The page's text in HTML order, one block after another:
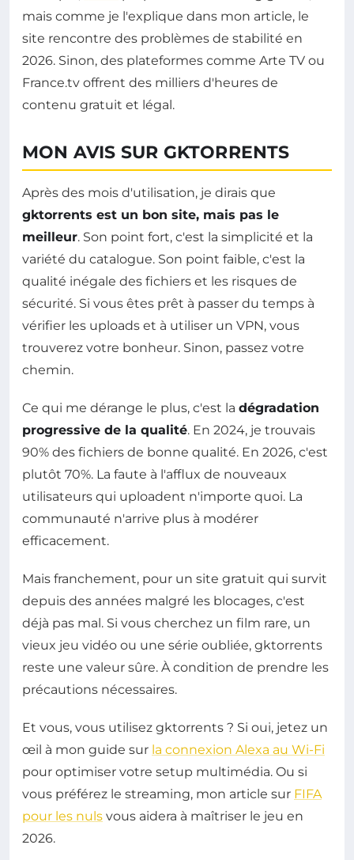
mais comme je l'explique dans mon article, le
site rencontre des problèmes de stabilité en
2026. Sinon, des plateformes comme Arte TV ou
France.tv offrent des milliers d'heures de
contenu gratuit et légal.
MON AVIS SUR GKTORRENTS
Après des mois d'utilisation, je dirais que
gktorrents est un bon site, mais pas le
meilleur. Son point fort, c'est la simplicité et la
variété du catalogue. Son point faible, c'est la
qualité inégale des fichiers et les risques de
sécurité. Si vous êtes prêt à passer du temps à
vérifier les uploads et à utiliser un VPN, vous
trouverez votre bonheur. Sinon, passez votre
chemin.
Ce qui me dérange le plus, c'est la dégradation
progressive de la qualité. En 2024, je trouvais
90% des fichiers de bonne qualité. En 2026, c'est
plutôt 70%. La faute à l'afflux de nouveaux
utilisateurs qui uploadent n'importe quoi. La
communauté n'arrive plus à modérer
efficacement.
Mais franchement, pour un site gratuit qui survit
depuis des années malgré les blocages, c'est
déjà pas mal. Si vous cherchez un film rare, un
vieux jeu vidéo ou une série oubliée, gktorrents
reste une valeur sûre. À condition de prendre les
précautions nécessaires.
Et vous, vous utilisez gktorrents ? Si oui, jetez un
œil à mon guide sur la connexion Alexa au Wi-Fi
pour optimiser votre setup multimédia. Ou si
vous préférez le streaming, mon article sur FIFA
pour les nuls vous aidera à maîtriser le jeu en
2026.